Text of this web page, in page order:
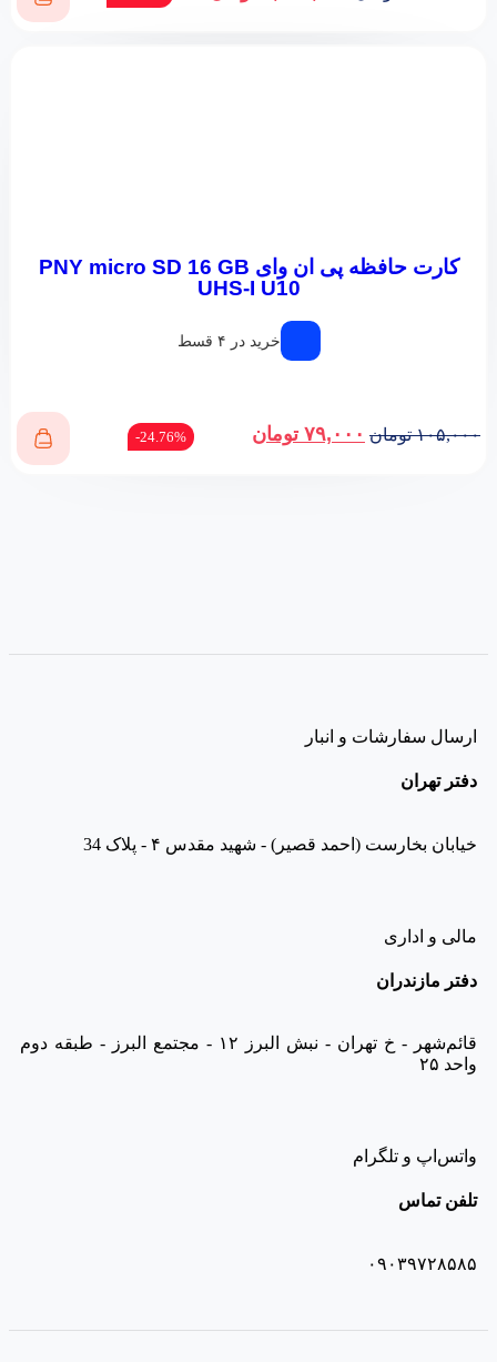
کارت حافظه پی ان وای PNY micro SD 16 GB
UHS-I U10
خرید در ۴ قسط
۱۰۵,۰۰۰ تومان ۷۹,۰۰۰ تومان 24.76%-
ارسال سفارشات و انبار
دفتر تهران
خیابان بخارست (احمد قصیر) - شهید مقدس ۴ - پلاک 34
مالی و اداری
دفتر مازندران
قائم‌شهر - خ تهران - نبش البرز ۱۲ - مجتمع البرز - طبقه دوم
واحد ۲۵
واتس‌اپ و تلگرام
تلفن تماس
۰۹۰۳۹۷۲۸۵۸۵